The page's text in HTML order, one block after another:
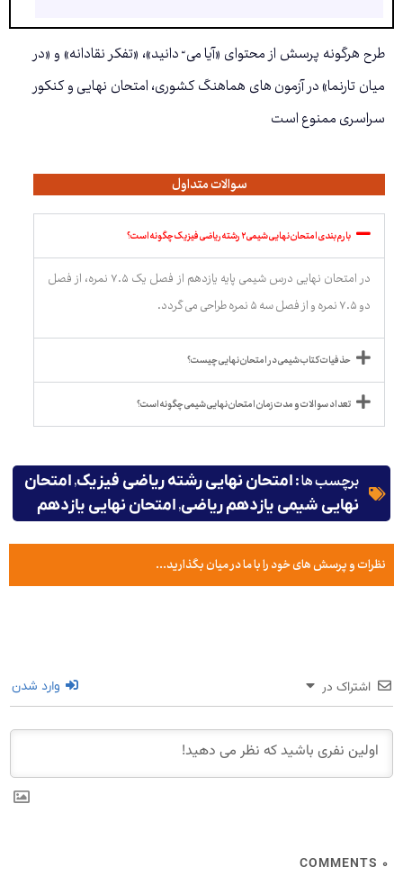
طرح هرگونه پرسش از محتوای «آیا می ّ دانید»، «تفکر نقادانه» و «در
میان تارنما» در آزمون های هماهنگ کشوری، امتحان نهایی و کنکور
سراسری ممنوع است
سوالات متداول
بارم بندی امتحان نهایی شیمی ۲ رشته ریاضی فیزیک چگونه است؟
در امتحان نهایی درس شیمی پایه یازدهم از فصل یک ۷.۵ نمره، از فصل
دو ۷.۵ نمره و از فصل سه ۵ نمره طراحی می گردد.
حذفیات کتاب شیمی در امتحان نهایی چیست؟
تعداد سوالات و مدت زمان امتحان نهایی شیمی چگونه است؟
برچسب ها :امتحان نهایی رشته ریاضی فیزیک,امتحان
نهایی شیمی یازدهم ریاضی,امتحان نهایی یازدهم
نظرات و پرسش های خود را با ما در میان بگذارید...
اشتراک در وارد شدن
۰